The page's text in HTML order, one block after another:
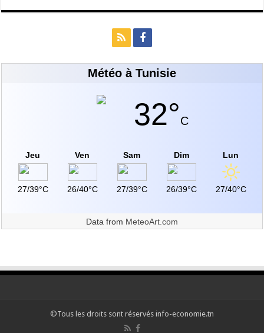
Météo à Tunisie
32°C
Jeu
27/39°C
Ven
26/40°C
Sam
27/39°C
Dim
26/39°C
Lun
27/40°C
Data from MeteoArt.com
©Tous les droits sont réservés info-economie.tn